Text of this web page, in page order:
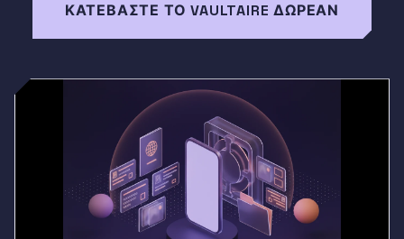
ΚΑΤΕΒΆΣΤΕ ΤΟ VAULTAIRE ΔΩΡΕΆΝ